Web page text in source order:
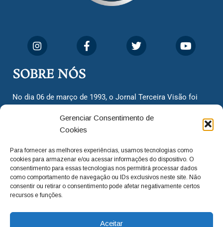
Gerenciar Consentimento de
Cookies
Para fornecer as melhores experiências, usamos tecnologias como
cookies para armazenar e/ou acessar informações do dispositivo. O
consentimento para essas tecnologias nos permitirá processar dados
como comportamento de navegação ou IDs exclusivos neste site. Não
consentir ou retirar o consentimento pode afetar negativamente certos
recursos e funções.
Aceitar
SOBRE NÓS
No dia 06 de março de 1993, o Jornal Terceira Visão foi
cidadãos valinhenses, já que naquela época só existiam
dois jornais. Há mais de 30 anos, o jornal continua
com o foco de trazer as melhores notícias. Nunca
deixamos de lado as necessidades do cidadão, sempre
questionando os órgãos públicos em busca de melhorias
para a cidade e sempre cobrando resoluções para casos